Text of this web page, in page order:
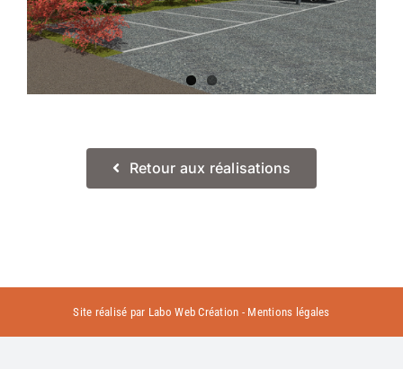
Retour aux réalisations
Site réalisé par Labo Web Création - Mentions légales